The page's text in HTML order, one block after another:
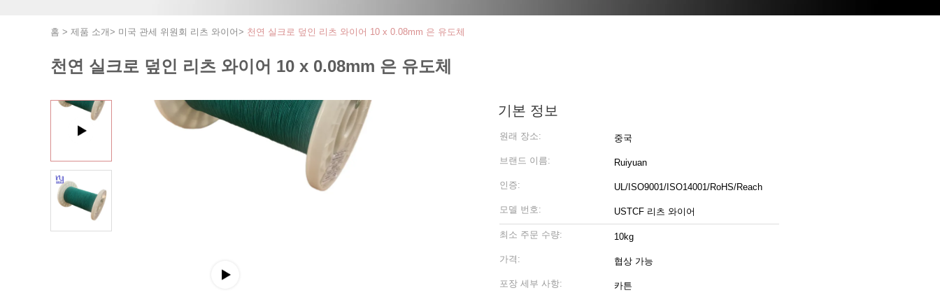
홈 > 제품 소개> 미국 관세 위원회 리츠 와이어> 천연 실크로 덮인 리츠 와이어 10 x 0.08mm 은 유도체
천연 실크로 덮인 리츠 와이어 10 x 0.08mm 은 유도체
기본 정보
원래 장소: 중국
브랜드 이름: Ruiyuan
인증: UL/ISO9001/ISO14001/RoHS/Reach
모델 번호: USTCF 리츠 와이어
최소 주문 수량: 10kg
가격: 협상 가능
포장 세부 사항: 카튼